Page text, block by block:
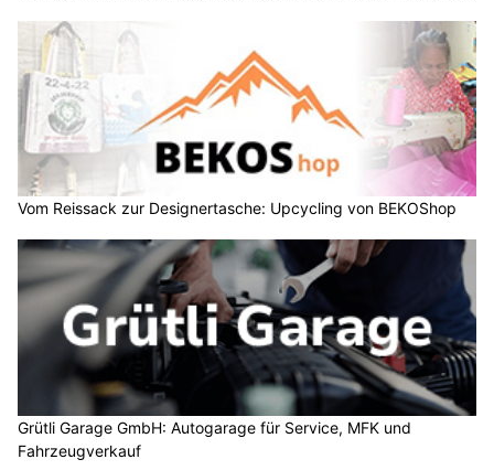
Vom Reissack zur Designertasche: Upcycling von BEKOShop
Grütli Garage GmbH: Autogarage für Service, MFK und
Fahrzeugverkauf